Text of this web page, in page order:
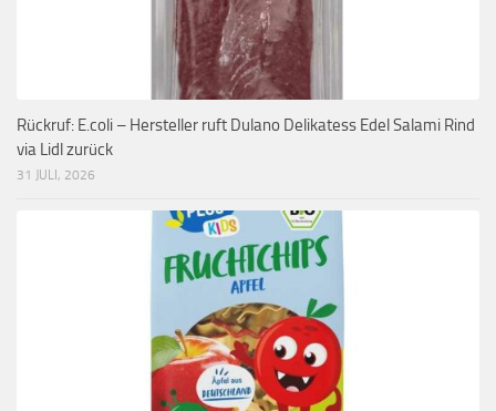
Rückruf: E.coli – Hersteller ruft Dulano Delikatess Edel Salami Rind
via Lidl zurück
31 JULI, 2026